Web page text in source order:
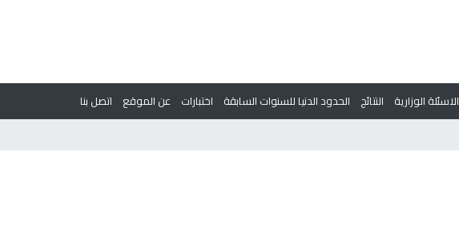
الاسئلة الوزارية النتائج الحدود الدنيا للسنوات السابقة اختبارات عن الموقع
اتصل بنا